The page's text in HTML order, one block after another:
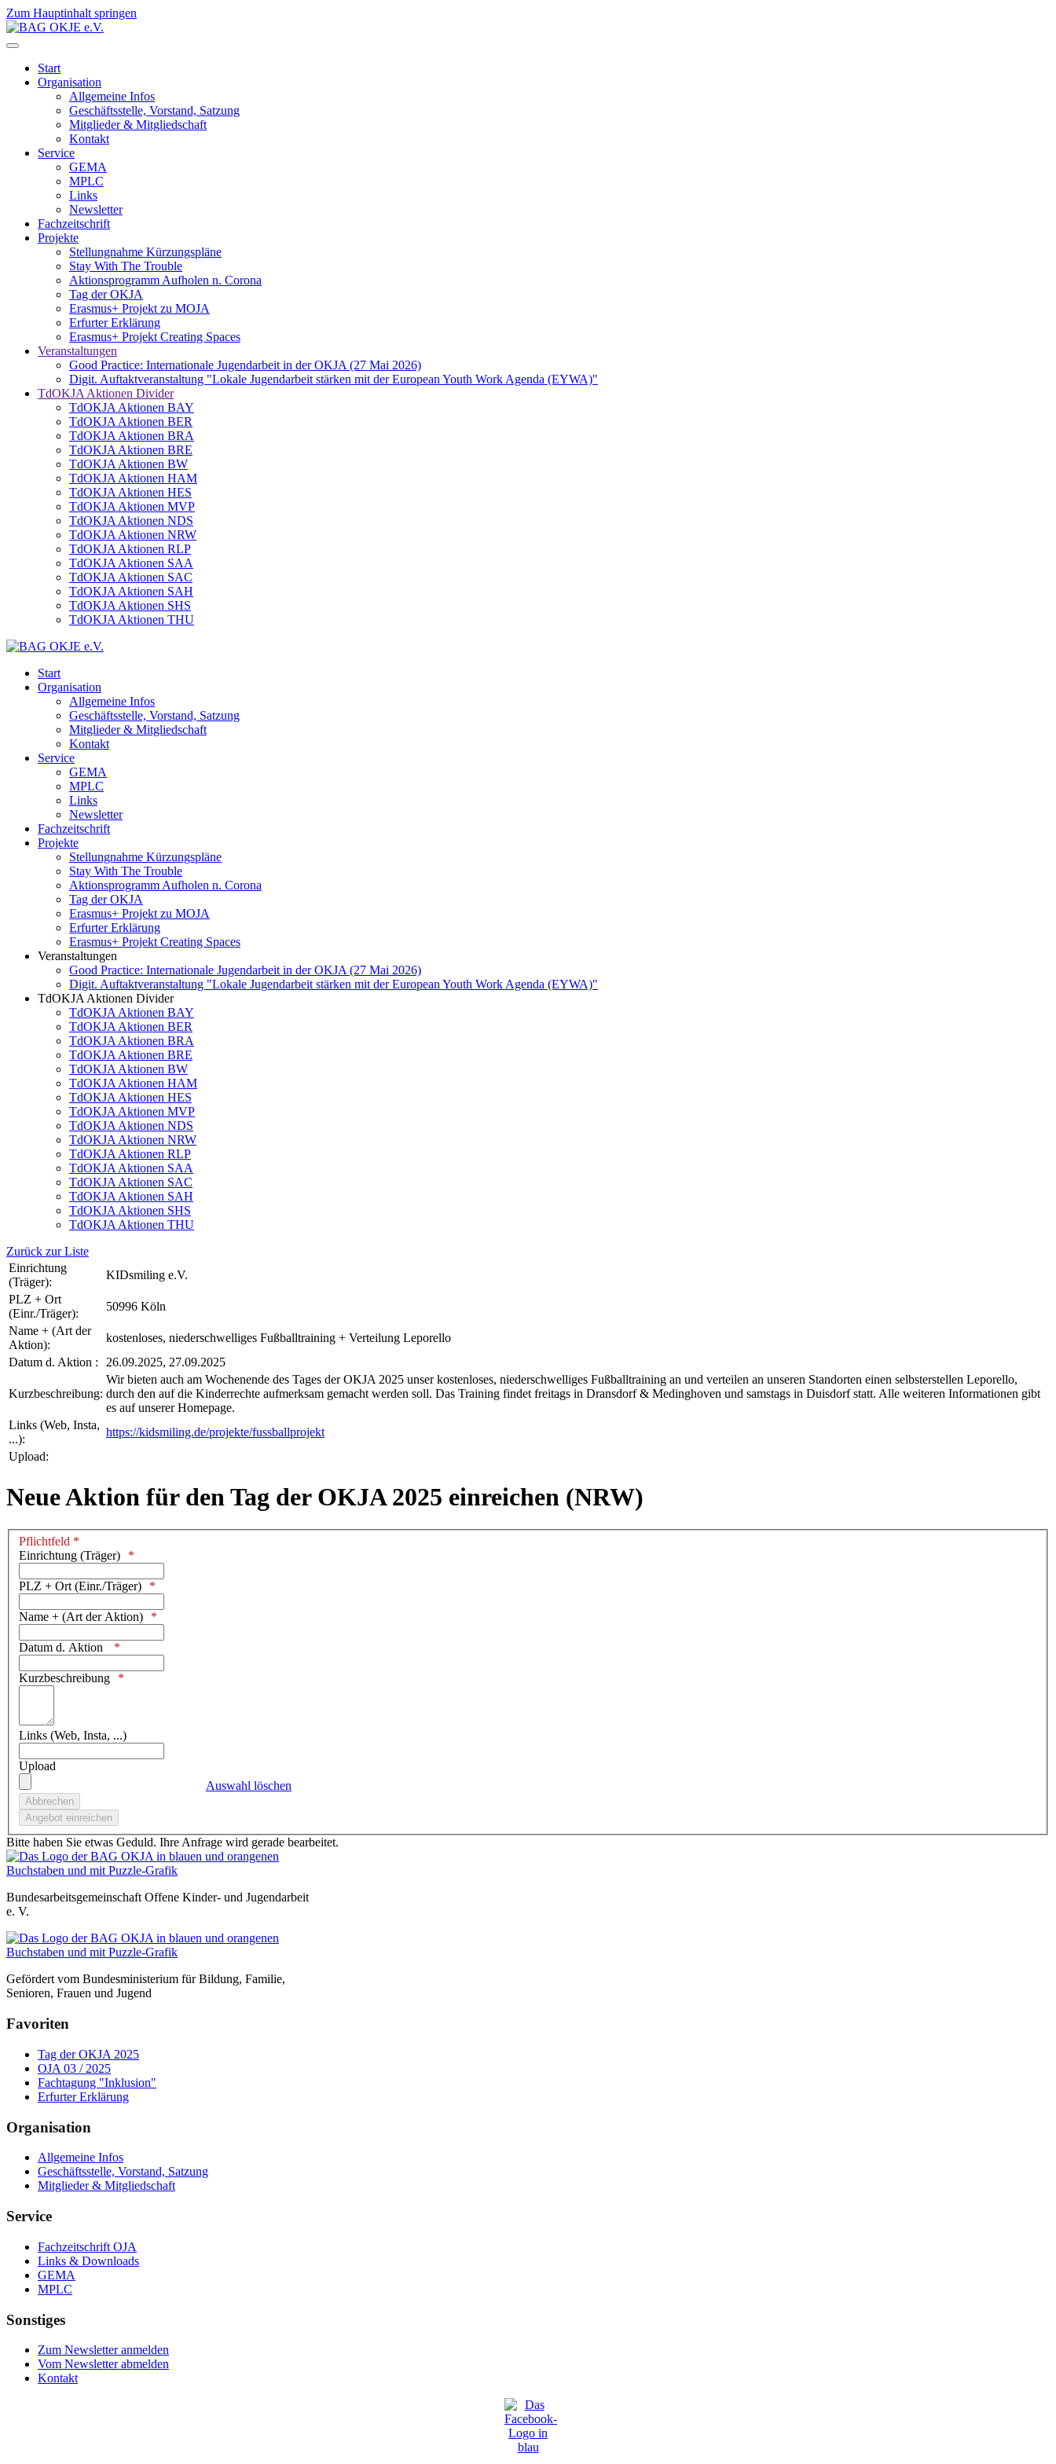
Zum Hauptinhalt springen
Start
Organisation
Allgemeine Infos
Geschäftsstelle, Vorstand, Satzung
Mitglieder & Mitgliedschaft
Kontakt
Service
GEMA
MPLC
Links
Newsletter
Fachzeitschrift
Projekte
Stellungnahme Kürzungspläne
Stay With The Trouble
Aktionsprogramm Aufholen n. Corona
Tag der OKJA
Erasmus+ Projekt zu MOJA
Erfurter Erklärung
Erasmus+ Projekt Creating Spaces
Veranstaltungen
Good Practice: Internationale Jugendarbeit in der OKJA (27 Mai 2026)
Digit. Auftaktveranstaltung "Lokale Jugendarbeit stärken mit der European Youth Work Agenda (EYWA)"
TdOKJA Aktionen Divider
TdOKJA Aktionen BAY
TdOKJA Aktionen BER
TdOKJA Aktionen BRA
TdOKJA Aktionen BRE
TdOKJA Aktionen BW
TdOKJA Aktionen HAM
TdOKJA Aktionen HES
TdOKJA Aktionen MVP
TdOKJA Aktionen NDS
TdOKJA Aktionen NRW
TdOKJA Aktionen RLP
TdOKJA Aktionen SAA
TdOKJA Aktionen SAC
TdOKJA Aktionen SAH
TdOKJA Aktionen SHS
TdOKJA Aktionen THU
Start
Organisation
Allgemeine Infos
Geschäftsstelle, Vorstand, Satzung
Mitglieder & Mitgliedschaft
Kontakt
Service
GEMA
MPLC
Links
Newsletter
Fachzeitschrift
Projekte
Stellungnahme Kürzungspläne
Stay With The Trouble
Aktionsprogramm Aufholen n. Corona
Tag der OKJA
Erasmus+ Projekt zu MOJA
Erfurter Erklärung
Erasmus+ Projekt Creating Spaces
Veranstaltungen
Good Practice: Internationale Jugendarbeit in der OKJA (27 Mai 2026)
Digit. Auftaktveranstaltung "Lokale Jugendarbeit stärken mit der European Youth Work Agenda (EYWA)"
TdOKJA Aktionen Divider
TdOKJA Aktionen BAY
TdOKJA Aktionen BER
TdOKJA Aktionen BRA
TdOKJA Aktionen BRE
TdOKJA Aktionen BW
TdOKJA Aktionen HAM
TdOKJA Aktionen HES
TdOKJA Aktionen MVP
TdOKJA Aktionen NDS
TdOKJA Aktionen NRW
TdOKJA Aktionen RLP
TdOKJA Aktionen SAA
TdOKJA Aktionen SAC
TdOKJA Aktionen SAH
TdOKJA Aktionen SHS
TdOKJA Aktionen THU
Zurück zur Liste
Einrichtung
(Träger):
KIDsmiling e.V.
PLZ + Ort
(Einr./Träger):
50996 Köln
Name + (Art der
Aktion):
kostenloses, niederschwelliges Fußballtraining + Verteilung Leporello
Datum d. Aktion :
26.09.2025, 27.09.2025
Kurzbeschreibung:
Wir bieten auch am Wochenende des Tages der OKJA 2025 unser kostenloses, niederschwelliges Fußballtraining an und verteilen an unseren Standorten einen selbsterstellen Leporello,
durch den auf die Kinderrechte aufmerksam gemacht werden soll. Das Training findet freitags in Dransdorf & Medinghoven und samstags in Duisdorf statt. Alle weiteren Informationen gibt
es auf unserer Homepage.
Links (Web, Insta,
...):
https://kidsmiling.de/projekte/fussballprojekt
Upload:
Neue Aktion für den Tag der OKJA 2025 einreichen (NRW)
Pflichtfeld *
Einrichtung (Träger)
PLZ + Ort (Einr./Träger)
Name + (Art der Aktion)
Datum d. Aktion
Kurzbeschreibung
Links (Web, Insta, ...)
Upload
Auswahl löschen
Bitte haben Sie etwas Geduld. Ihre Anfrage wird gerade bearbeitet.
Bundesarbeitsgemeinschaft Offene Kinder- und Jugendarbeit
e. V.
Gefördert vom Bundesministerium für Bildung, Familie,
Senioren, Frauen und Jugend
Favoriten
Tag der OKJA 2025
OJA 03 / 2025
Fachtagung "Inklusion"
Erfurter Erklärung
Organisation
Allgemeine Infos
Geschäftsstelle, Vorstand, Satzung
Mitglieder & Mitgliedschaft
Service
Fachzeitschrift OJA
Links & Downloads
GEMA
MPLC
Sonstiges
Zum Newsletter anmelden
Vom Newsletter abmelden
Kontakt